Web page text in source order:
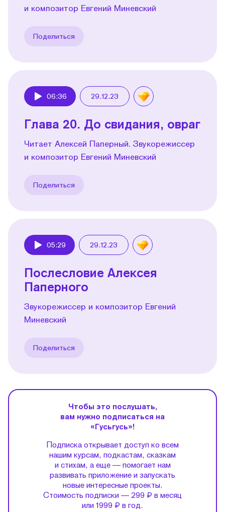
и композитор Евгений Миневский
Поделиться
06:36 29.12.23
Глава 20. До свидания, овраг
Читает Алексей Паперный. Звукорежиссер
и композитор Евгений Миневский
Поделиться
05:29 29.12.23
Послесловие Алексея
Паперного
Звукорежиссер и композитор Евгений
Миневский
Поделиться
Чтобы это послушать,
вам нужно подписаться на
«Гусьгусь»!
Подписка открывает доступ ко всем
нашим курсам, подкастам, сказкам
и стихам, а еще — помогает нам
развивать приложение и запускать
новые интересные проекты.
Стоимость подписки — 299 ₽ в месяц
или 1999 ₽ в год.